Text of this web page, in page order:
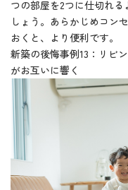
つの部屋を2つに仕切れ
しょう。あらかじめコン
おくと、より便利です。
新築の後悔事例13：リビ
がお互いに響く